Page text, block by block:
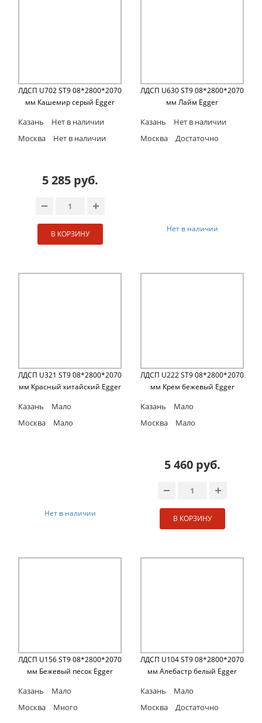
ЛДСП U702 ST9 08*2800*2070
мм Кашемир серый Egger
Казань
Нет в наличии
Москва
Нет в наличии
5 285 руб.
В КОРЗИНУ
ЛДСП U630 ST9 08*2800*2070
мм Лайм Egger
Казань
Нет в наличии
Москва
Достаточно
Нет в наличии
ЛДСП U321 ST9 08*2800*2070
мм Красный китайский Egger
Казань
Мало
Москва
Мало
Нет в наличии
ЛДСП U222 ST9 08*2800*2070
мм Крем бежевый Egger
Казань
Мало
Москва
Мало
5 460 руб.
В КОРЗИНУ
ЛДСП U156 ST9 08*2800*2070
мм Бежевый песок Egger
Казань
Мало
Москва
Много
ЛДСП U104 ST9 08*2800*2070
мм Алебастр белый Egger
Казань
Мало
Москва
Достаточно